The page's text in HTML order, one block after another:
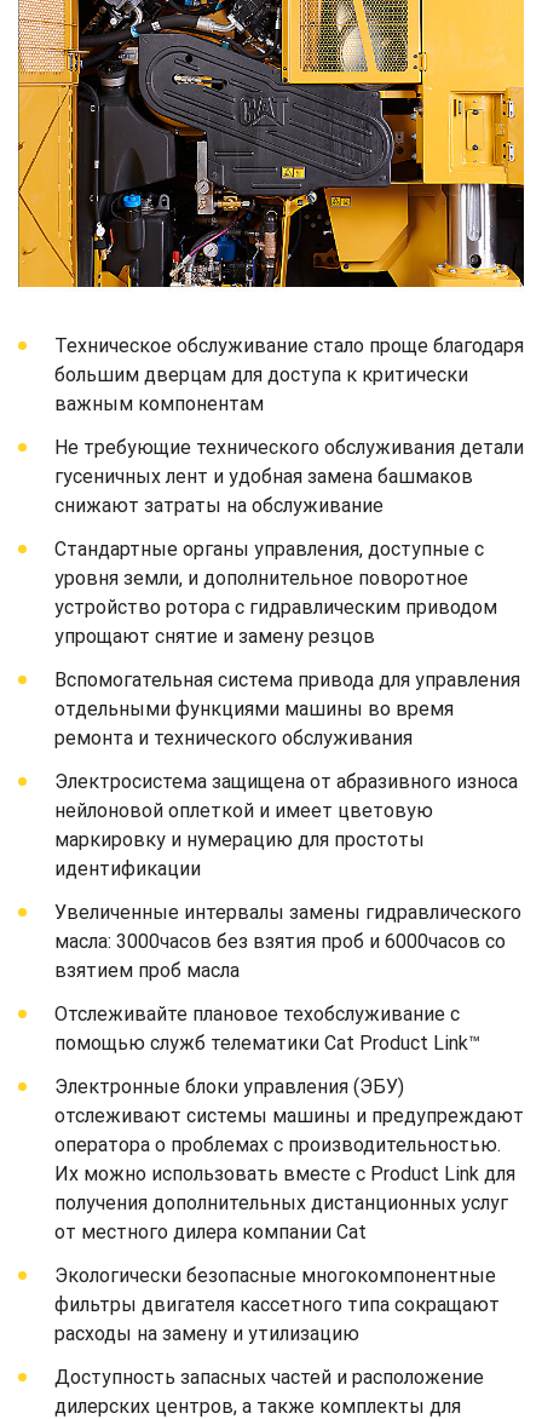
Техническое обслуживание стало проще благодаря
большим дверцам для доступа к критически
важным компонентам
Не требующие технического обслуживания детали
гусеничных лент и удобная замена башмаков
снижают затраты на обслуживание
Стандартные органы управления, доступные с
уровня земли, и дополнительное поворотное
устройство ротора с гидравлическим приводом
упрощают снятие и замену резцов
Вспомогательная система привода для управления
отдельными функциями машины во время
ремонта и технического обслуживания
Электросистема защищена от абразивного износа
нейлоновой оплеткой и имеет цветовую
маркировку и нумерацию для простоты
идентификации
Увеличенные интервалы замены гидравлического
масла: 3000часов без взятия проб и 6000часов со
взятием проб масла
Отслеживайте плановое техобслуживание с
помощью служб телематики Cat Product Link™
Электронные блоки управления (ЭБУ)
отслеживают системы машины и предупреждают
оператора о проблемах с производительностью.
Их можно использовать вместе с Product Link для
получения дополнительных дистанционных услуг
от местного дилера компании Cat
Экологически безопасные многокомпонентные
фильтры двигателя кассетного типа сокращают
расходы на замену и утилизацию
Доступность запасных частей и расположение
дилерских центров, а также комплекты для